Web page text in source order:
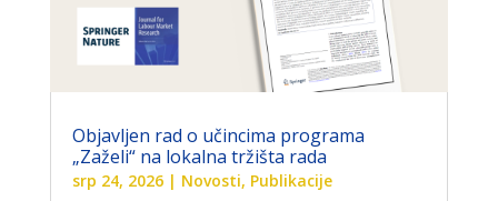
Objavljen rad o učincima programa
„Zaželi“ na lokalna tržišta rada
srp 24, 2026| Novosti, Publikacije